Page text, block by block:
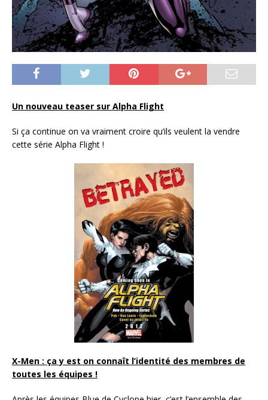
Un nouveau teaser sur Alpha Flight
Si ça continue on va vraiment croire qu’ils veulent la vendre
cette série Alpha Flight !
X-Men : ça y est on connaît l’identité des membres de
toutes les équipes !